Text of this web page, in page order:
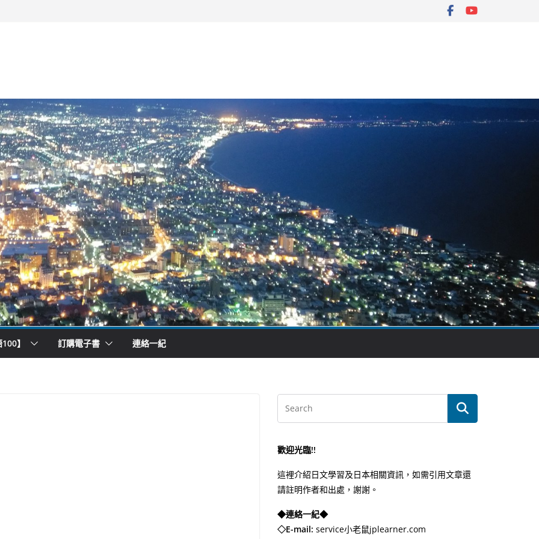
】 訂購電子書 連絡一紀
歡迎光臨!!
這裡介紹日文學習及日本相關資訊，如需引用文章還
請註明作者和出處，謝謝。
◆連絡一紀◆
◇E-mail: service小老鼠jplearner.com